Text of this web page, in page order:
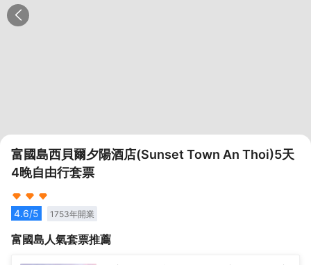
富國島西貝爾夕陽酒店(Sunset Town An Thoi)5天
4晚自由行套票
4.6/5 1753年開業
富國島人氣套票推薦